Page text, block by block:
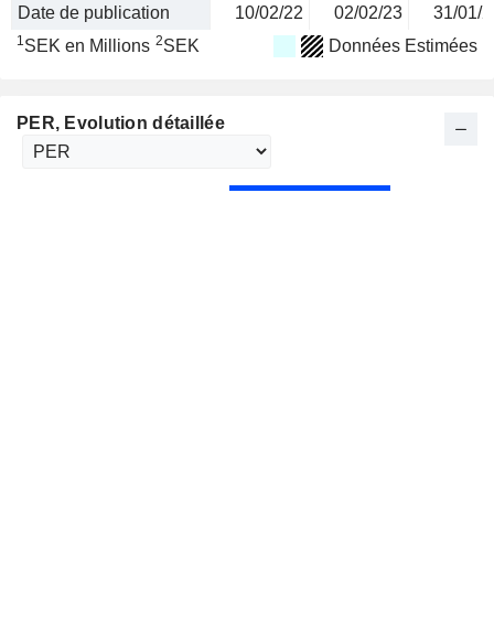
Date de publication 10/02/22 02/02/23 31/01/
1SEK en Millions 2SEK Données Estimées
PER, Evolution détaillée